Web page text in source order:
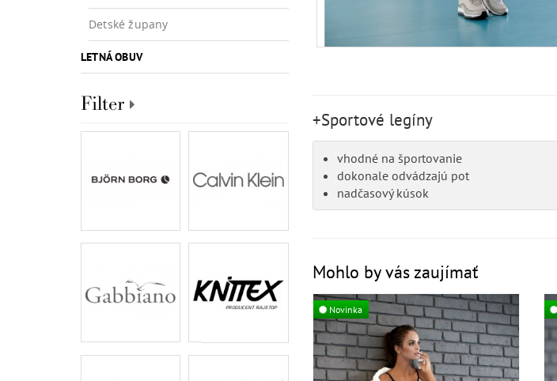
Detské župany
LETNÁ OBUV
Filter
+Sportové legíny
vhodné na športovanie
dokonale odvádzajú pot
nadčasový kúsok
Mohlo by vás zaujímať
Novinka